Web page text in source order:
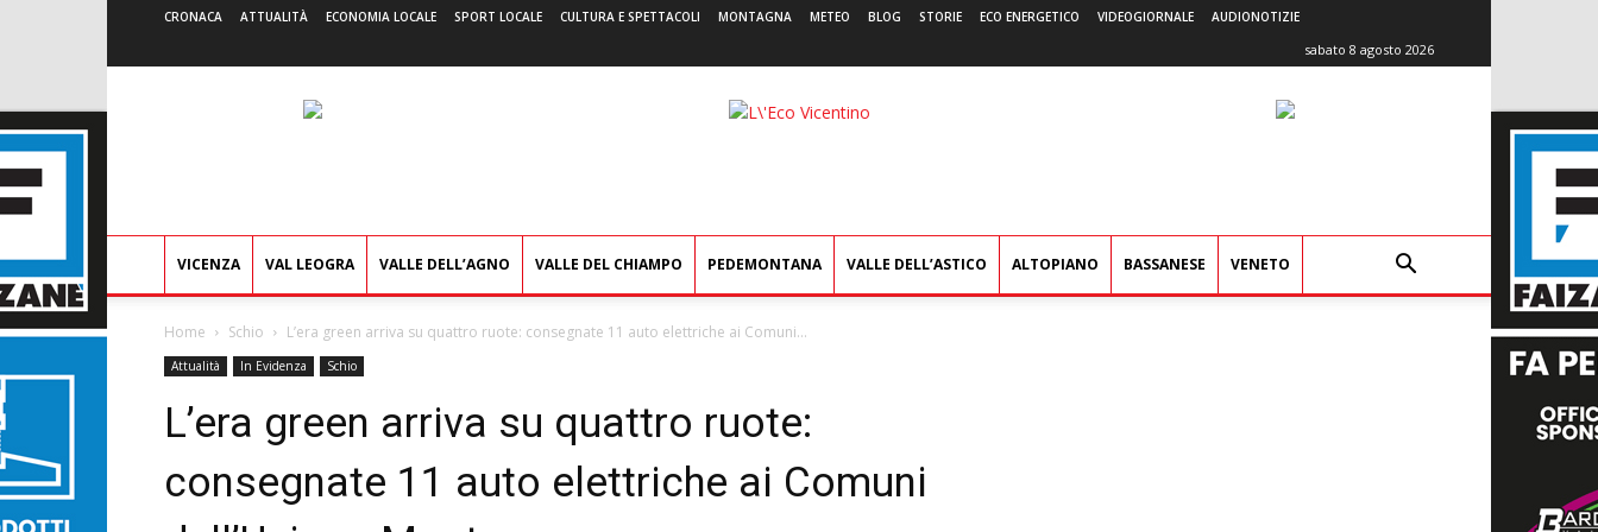
CRONACA ATTUALITÀ ECONOMIA LOCALE SPORT LOCALE CULTURA E SPETTACOLI MONTAGNA METEO BLOG STORIE ECO ENERGETICO VIDEOGIORNALE AUDIONOTIZIE
sabato 8 agosto 2026
L'Eco
VICENZA VAL LEOGRA VALLE DELL’AGNO VALLE DEL CHIAMPO PEDEMONTANA VALLE DELL’ASTICO ALTOPIANO BASSANESE VENETO
Home Schio L’era green arriva su quattro ruote: consegnate 11 auto elettriche ai Comuni...
Attualità In Evidenza Schio
L’era green arriva su quattro ruote:
consegnate 11 auto elettriche ai Comuni